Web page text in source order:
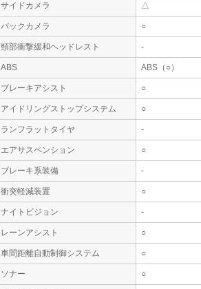
サイドカメラ △
バックカメラ ○
頸部衝撃緩和ヘッドレスト -
ABS ABS（○）
ブレーキアシスト ○
アイドリングストップシステム ○
ランフラットタイヤ -
エアサスペンション ○
ブレーキ系装備 -
衝突軽減装置 ○
ナイトビジョン -
レーンアシスト ○
車間距離自動制御システム ○
ソナー ○